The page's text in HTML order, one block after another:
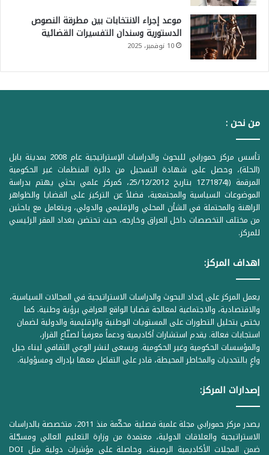
موعد إجراء الانتخابات بين مطرقة النصوص
الدستورية وسندان التفسيرات القضائية
10 نوفمبر، 2025
من نحن :
تأسس مركز حمورابي للبحوث والدراسات الإستراتيجية عام 2008 بمدينة بابل
(الحلة)، وحصل على شهادة التسجيل من دائرة المنظمات غير الحكومية
المرقمة ((1Z71874 بتاريخ 25/12/2012، كمركز علمي بحثي يهتم بدراسة
الموضوعات السياسية والمجتمعية، فضلاً عن التركيز على القضايا والظواهر
الراهنة والمحتملة في الشأن المحلي والإقليمي والدولي، ويتعامل مع باحثين
من مختلف التخصصات داخل العراق وخارجه، حيث تحتضن بغداد المقر الرئيسي
للمركز.
اهداف المركز:
يعمل المركز على إعداد البحوث والدراسات الاستراتيجية في المجالات السياسية،
والاقتصادية، والاجتماعية لمعالجة قضايا الواقع العراقي برؤية وطنية. كما
يختص بتحليل التطورات على المستويات الوطنية والإقليمية والدولية لضمان
استجابات فعالة. يقدم استشارات أكاديمية ودعماً معرفياً لصنّاع القرار،
والمؤسسات الحكومية وغير الحكومية. ويسعى لنشر الوعي الثقافي لبناء جيل
واعٍ بالتحديات والمخاطر المحيطة، قادر على التفاعل معها بإدراك ومسؤولية.
إصدارات المركز:
يصدر مركز حمورابي مجلة علمية فصلية محكّمة منذ 2011، متخصصة بالدراسات
الاستراتيجية والعلاقات الدولية، معتمدة من وزارة التعليم العالي ومسجّلة
ضمن المجلات الأكاديمية الرصينة، وحاصلة على مؤشرات دولية مثل DOI